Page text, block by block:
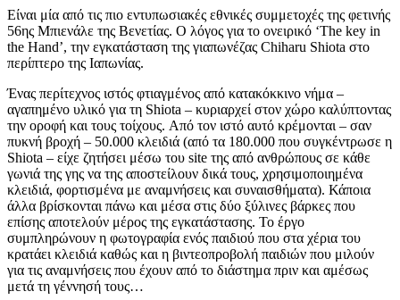
Είναι μία από τις πιο εντυπωσιακές εθνικές συμμετοχές της φετινής
56ης Μπιενάλε της Βενετίας. Ο λόγος για το ονειρικό ‘The key in
the Ηand’, την εγκατάσταση της γιαπωνέζας Chiharu Shiota στο
περίπτερο της Ιαπωνίας.
Ένας περίτεχνος ιστός φτιαγμένος από κατακόκκινο νήμα –
αγαπημένο υλικό για τη Shiota – κυριαρχεί στον χώρο καλύπτοντας
την οροφή και τους τοίχους. Aπό τον ιστό αυτό κρέμονται – σαν
πυκνή βροχή – 50.000 κλειδιά (από τα 180.000 που συγκέντρωσε η
Shiota – είχε ζητήσει μέσω του site της από ανθρώπους σε κάθε
γωνιά της γης να της αποστείλουν δικά τους, χρησιμοποιημένα
κλειδιά, φορτισμένα με αναμνήσεις και συναισθήματα). Κάποια
άλλα βρίσκονται πάνω και μέσα στις δύο ξύλινες βάρκες που
επίσης αποτελούν μέρος της εγκατάστασης. Το έργο
συμπληρώνουν η φωτογραφία ενός παιδιού που στα χέρια του
κρατάει κλειδιά καθώς και η βιντεοπροβολή παιδιών που μιλούν
για τις αναμνήσεις που έχουν από το διάστημα πριν και αμέσως
μετά τη γέννησή τους…